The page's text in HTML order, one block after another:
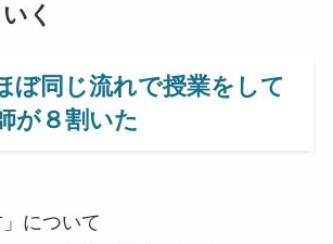
く
ぼ同じ流れで授業をして
が８割いた
」について